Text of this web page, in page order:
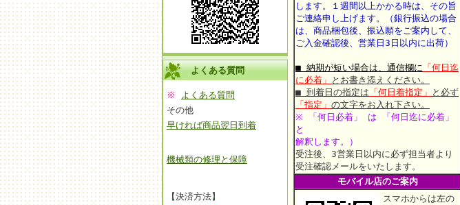
よくある質問
※
よくある質問
その他
早ければ商品翌日到着
機械類の修理と保障
【決済方法】
します。
１週間以上かかる時は、その旨
ご連絡申し上げます。
（銀行振込の場合
は、商品梱包後、振込願をご案内して、
ご入金確認後、営業日3日以内に出荷）
■ 納期が短い場合は、通信欄に 「何日迄
に必着」 とお書き添えください。
■ 到着日の指定は 「何日着指定」 と必ず
「指定」 の文字をお入れ下さい。
※ 「何日必着」 は 「何日迄に必着」
と
解釈します。）
受注後、3営業日以内に必ず担当者より
受注確認メールをいたします。
モバイル店のご案内
スマホからは左の